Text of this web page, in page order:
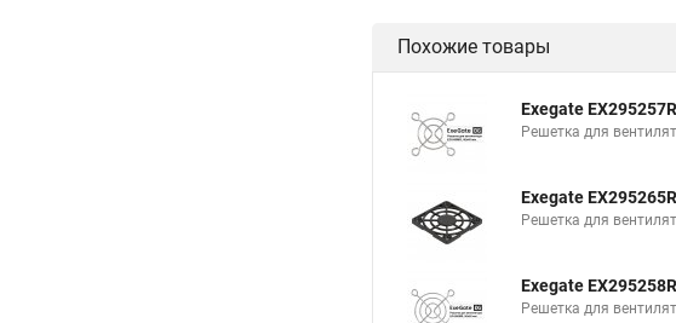
Похожие товары
Exegate
Решетка для
Exegate
Решетка для
Exegate
Решетка для